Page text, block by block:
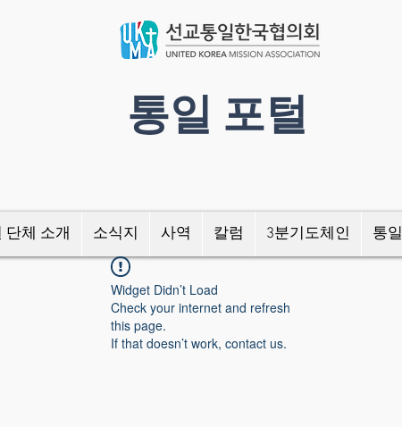
​통일 포털
단체 소개 소식지 사역 칼럼 3분기도체인 통
Widget Didn’t Load
Check your internet and refresh
this page.
If that doesn’t work, contact us.